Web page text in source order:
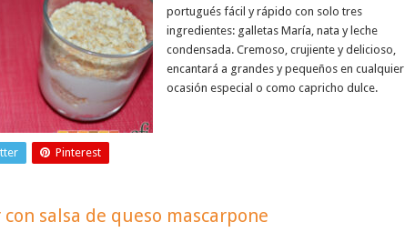
portugués fácil y rápido con solo tres
ingredientes: galletas María, nata y leche
condensada. Cremoso, crujiente y delicioso,
encantará a grandes y pequeños en cualquier
ocasión especial o como capricho dulce.
Pinterest
salsa de queso mascarpone